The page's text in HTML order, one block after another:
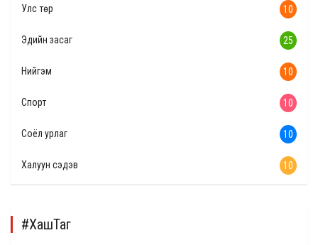
Улс төр 10
Эдийн засаг 25
Нийгэм 10
Спорт 10
Соёл урлаг 10
Халуун сэдэв 10
#ХашТаг